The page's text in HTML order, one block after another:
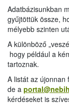
Adatbázisunkban
gyűjtöttük össze,
mélyebb szinten
A különböző
hogy például a
tartoznak.
A listát az újonnan
de a
kérdéseket is